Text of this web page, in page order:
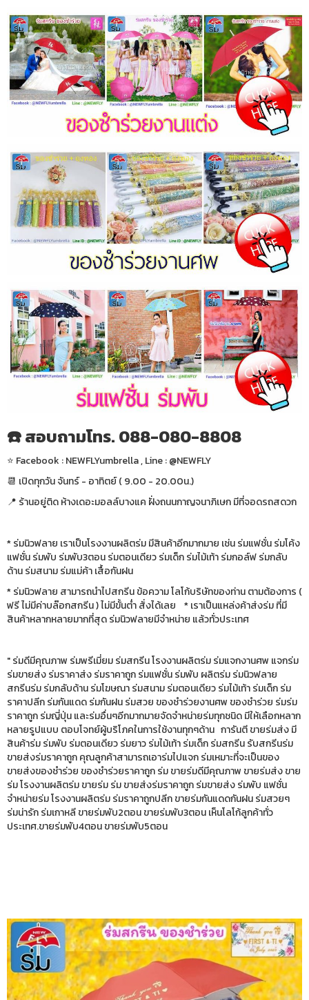
☎️ สอบถามโทร. 088-080-8808
⭐️ Facebook : NEWFLYumbrella , Line : @NEWFLY
📆 เปิดทุกวัน จันทร์ - อาทิตย์ ( 9.00 - 20.00น.)
📍 ร้านอยู่ติด ห้างเดอะมอลล์บางแค ฝั่งถนนกาญจนาภิเษก มีที่จอดรถสดวก
* ร่มนิวฟลาย เราเป็นโรงงานผลิตร่ม มีสินค้าอีกมากมาย เช่น ร่มแฟชั่น ร่มโค้ง
แฟชั่น ร่มพับ ร่มพับ3ตอน ร่มตอนเดียว ร่มเด็ก ร่มไม้เท้า ร่มกอล์ฟ ร่มกลับ
ด้าน ร่มสนาม ร่มแม่ค้า เสื้อกันฝน
* ร่มนิวฟลาย สามารถนำไปสกรีน ข้อความ โลโก้บริษัทของท่าน ตามต้องการ (
ฟรี ไม่มีค่าบล๊อกสกรีน ) ไม่มีขั้นต่ำ สั่งได้เลย * เราเป็นแหล่งค้าส่งร่ม ที่มี
สินค้าหลากหลายมากที่สุด ร่มนิวฟลายมีจำหน่าย แล้วทั่วประเทศ
" ร่มดีมีคุณภาพ ร่มพรีเมี่ยม ร่มสกรีน โรงงานผลิตร่ม ร่มแจกงานศพ แจกร่ม
ร่มขายส่ง ร่มราคาส่ง ร่มราคาถูก ร่มแฟชั่น ร่มพับ ผลิตร่ม ร่มนิวฟลาย
สกรีนร่ม ร่มกลับด้าน ร่มโฆษณา ร่มสนาม ร่มตอนเดียว ร่มไม้เท้า ร่มเด็ก ร่ม
ราคาปลีก ร่มกันแดด ร่มกันฝน ร่มสวย ของชำร่วยงานศพ ของชำร่วย ร่มร่ม
ราคาถูก ร่มญี่ปุ่น และร่มอื่นๆอีกมากมายจัดจำหน่ายร่มทุกชนิด มีให้เลือกหลาก
หลายรูปแบบ ตอบโจทย์ผู้บริโภคในการใช้งานทุกๆด้าน การันตี ขายร่มส่ง มี
สินค้าร่ม ร่มพับ ร่มตอนเดียว ร่มยาว ร่มไม้เท้า ร่มเด็ก ร่มสกรีน รับสกรีนร่ม
ขายส่งร่มราคาถูก คุณลูกค้าสามารถเอาร่มไปแจก ร่มเหมาะที่จะเป็นของ
ขายส่งของชำร่วย ของชำร่วยราคาถูก ร่ม ขายร่มดีมีคุณภาพ ขายร่มส่ง ขาย
ร่ม โรงงานผลิตร่ม ขายร่ม ร่ม ขายส่งร่มราคาถูก ร่มขายส่ง ร่มพับ แฟชั่น
จำหน่ายร่ม โรงงานผลิตร่ม ร่มราคาถูกปลีก ขายร่มกันแดดกันฝน ร่มสวยๆ
ร่มน่ารัก ร่มเกาหลี ขายร่มพับ2ตอน ขายร่มพับ3ตอน เห็นโลโก้ลูกค้าทั่ว
ประเทศ.ขายร่มพับ4ตอน ขายร่มพับ5ตอน